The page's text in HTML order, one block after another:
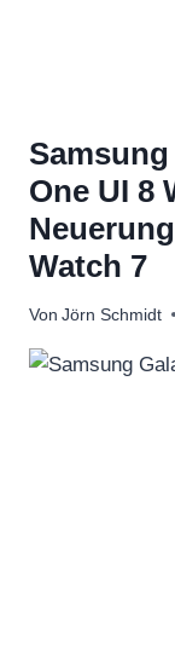
One UI 8
Watch 7
Von Jörn Schmidt